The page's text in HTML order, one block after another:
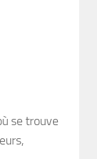
se trouve